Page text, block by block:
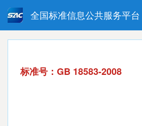
全国标准信息公共服务平台
强制性国家标准
指导性技术文件
标准号：GB 18583-2008